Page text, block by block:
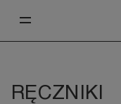
RĘCZNIKI